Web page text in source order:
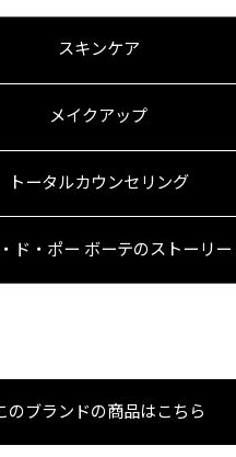
スキンケア
メイクアップ
トータルカウンセリング
ド・ポー ボーテのストーリー
のブランドの商品はこちら